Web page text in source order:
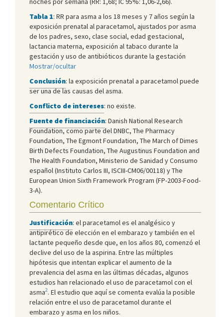
Tabla 1: RR para asma a los 18 meses y 7 años según la
exposición prenatal al paracetamol, ajustados por asma
de los padres, sexo, clase social, edad gestacional,
lactancia materna, exposición al tabaco durante la
gestación y uso de antibióticos durante la gestación
Mostrar/ocultar
Conclusión: la exposición prenatal a paracetamol puede
ser una de las causas del asma.
Conflicto de intereses: no existe.
Fuente de financiación: Danish National Research
Foundation, como parte del DNBC, The Pharmacy
Foundation, The Egmont Foundation, The March of Dimes
Birth Defects Foundation, The Augustinus Foundation and
The Health Foundation, Ministerio de Sanidad y Consumo
español (Instituto Carlos III, ISCIII-CM06/00118) y The
European Union Sixth Framework Program (FP-2003-Food-
3-A).
Comentario Crítico
Justificación: el paracetamol es el analgésico y
antipirético de elección en el embarazo y también en el
lactante pequeño desde que, en los años 80, comenzó el
declive del uso de la aspirina. Entre las múltiples
hipótesis que intentan explicar el aumento de la
prevalencia del asma en las últimas décadas, algunos
estudios han relacionado el uso de paracetamol con el
asma2. El estudio que aquí se comenta evalúa la posible
relación entre el uso de paracetamol durante el
embarazo y asma en los niños.